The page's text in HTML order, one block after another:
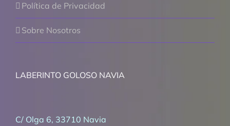
Política de Privacidad
Sobre Nosotros
LABERINTO GOLOSO NAVIA
C/ Olga 6, 33710 Navia